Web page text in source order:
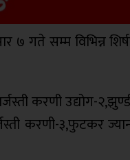
७ गते सम्म विभिन्न
करणी उद्योग-
करणी-३,फुटकर